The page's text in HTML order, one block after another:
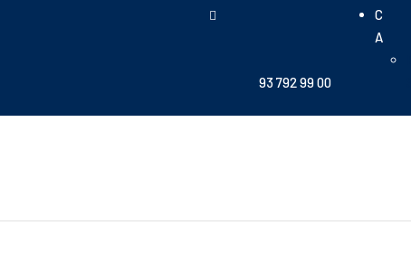
93 792 99 00
C
A